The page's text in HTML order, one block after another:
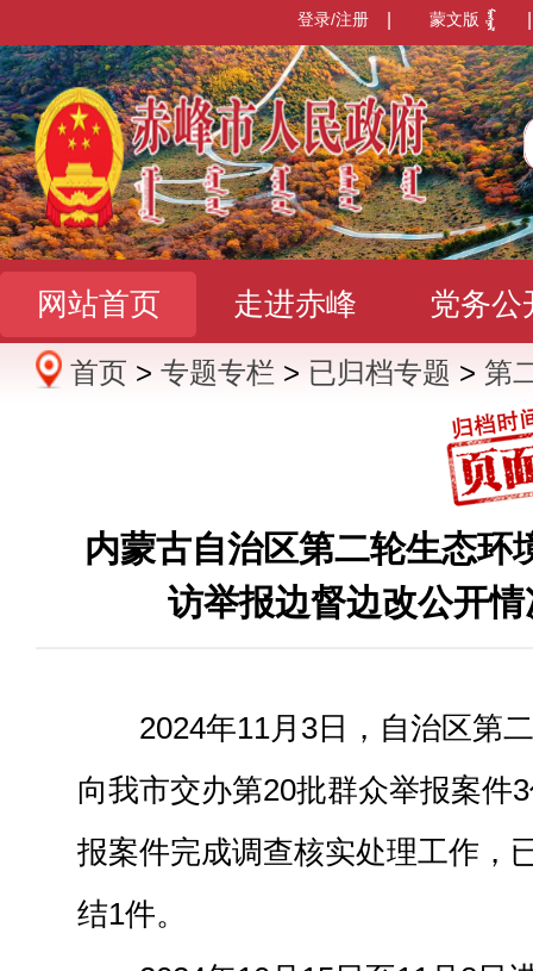
蒙文版
登录/注册
网站首页 走进赤峰 党务公
办事服务 政民互动 数据发
首页 > 专题专栏 > 已归档专题 > 第
内蒙古自治区第二轮生态环
访举报边督边改公开
2024年11月 3日，自治区第
向我市交办第20批群众举报案件3
报案件完成调查核实处理工作，
结1件。